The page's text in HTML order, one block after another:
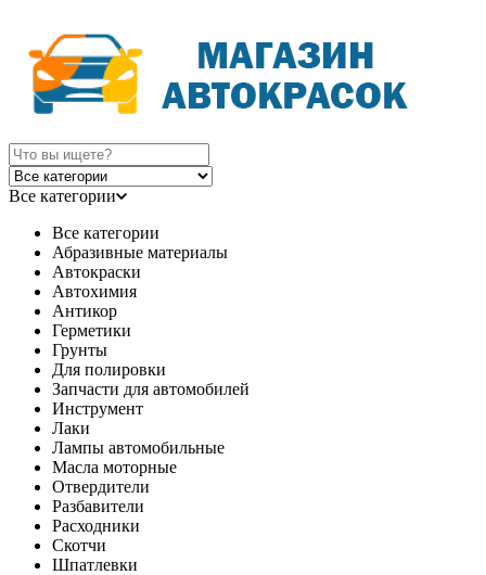
Все категории
Все категории
Абразивные материалы
Автокраски
Автохимия
Антикор
Герметики
Грунты
Для полировки
Запчасти для автомобилей
Инструмент
Лаки
Лампы автомобильные
Масла моторные
Отвердители
Разбавители
Расходники
Скотчи
Шпатлевки